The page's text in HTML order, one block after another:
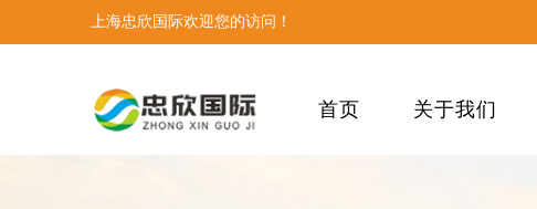
上海忠欣国际欢迎您的访问！
首页 关于我们